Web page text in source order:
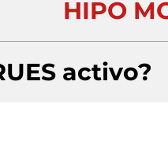
HIPO
activo?